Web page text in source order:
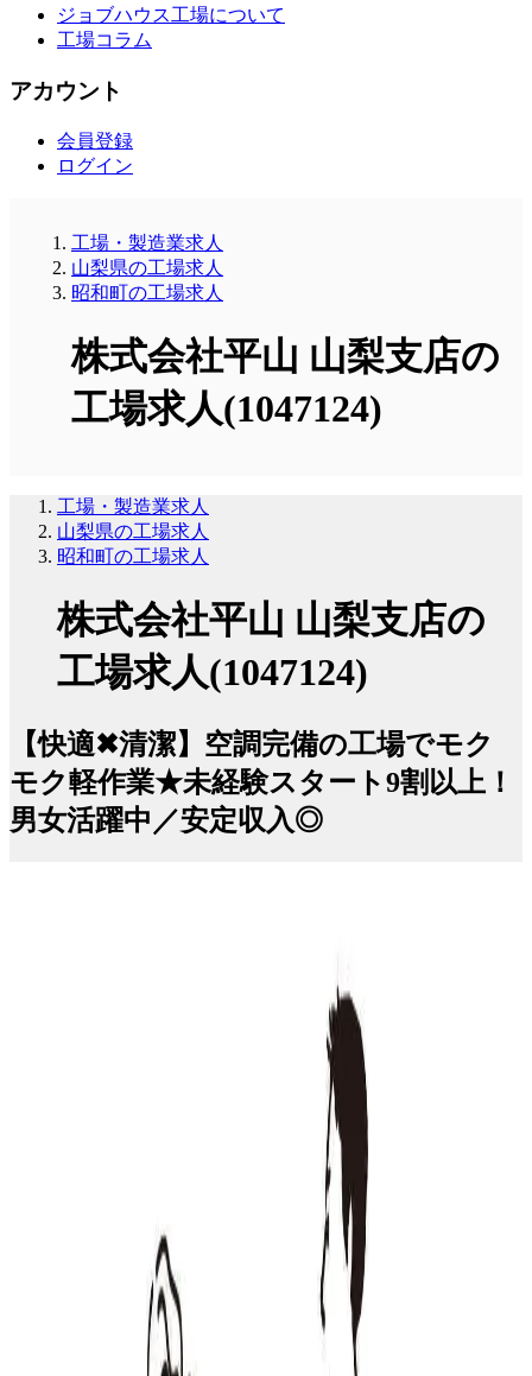
ジョブハウス工場について
工場コラム
アカウント
会員登録
ログイン
工場・製造業求人
山梨県の工場求人
昭和町の工場求人
株式会社平山 山梨支店の
工場求人(1047124)
工場・製造業求人
山梨県の工場求人
昭和町の工場求人
株式会社平山 山梨支店の
工場求人(1047124)
【快適✖清潔】空調完備の工場でモク
モク軽作業★未経験スタート9割以上！
男女活躍中／安定収入◎